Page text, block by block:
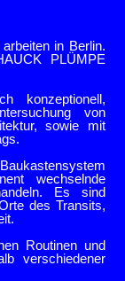
in Berlin.
PLÜMPE
konzeptionell,
von
sowie mit
wechselnde
Es sind
des Transits,
Routinen und
verschiedener